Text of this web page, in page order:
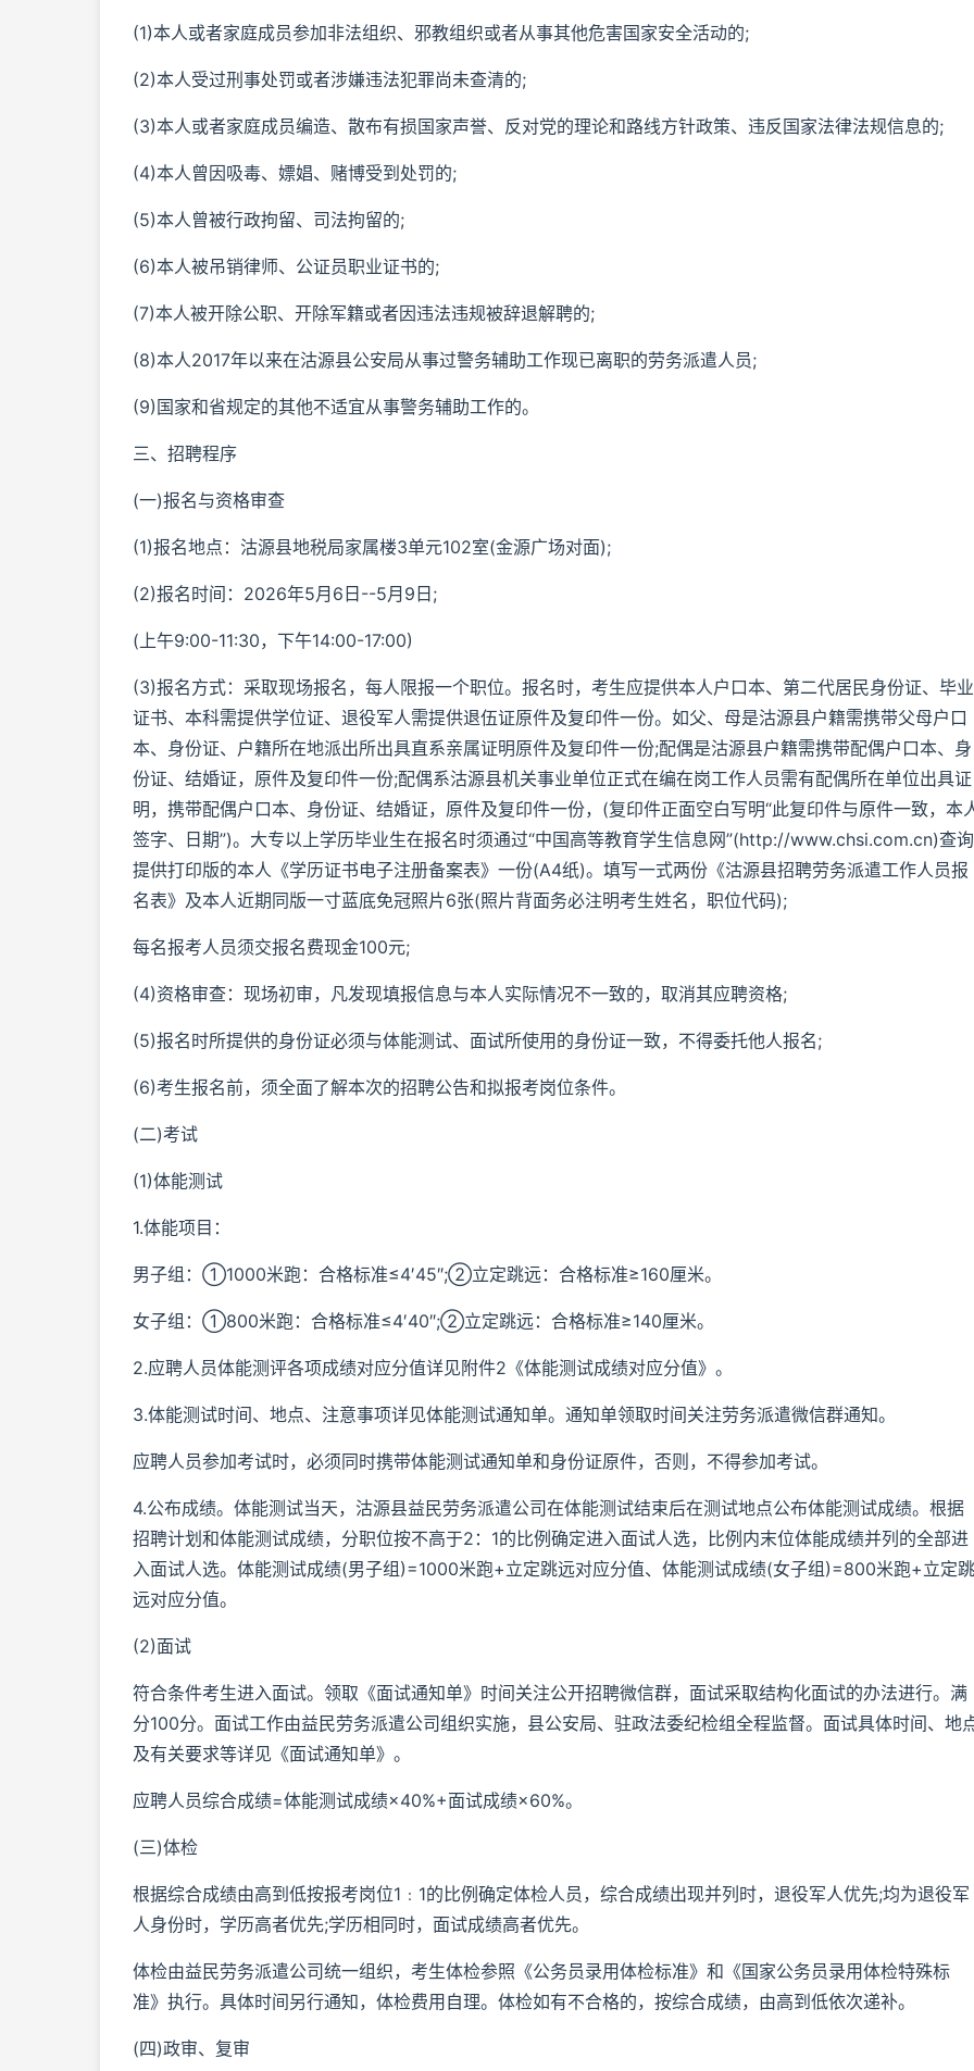
(1)本人或者家庭成员参加非法组织、邪教组织或者从事其他危害国家安全活动的;
(2)本人受过刑事处罚或者涉嫌违法犯罪尚未查清的;
(3)本人或者家庭成员编造、散布有损国家声誉、反对党的理论和路线方针政策、违反国家法律法规信息的;
(4)本人曾因吸毒、嫖娼、赌博受到处罚的;
(5)本人曾被行政拘留、司法拘留的;
(6)本人被吊销律师、公证员职业证书的;
(7)本人被开除公职、开除军籍或者因违法违规被辞退解聘的;
(8)本人2017年以来在沽源县公安局从事过警务辅助工作现已离职的劳务派遣人员;
(9)国家和省规定的其他不适宜从事警务辅助工作的。
三、招聘程序
(一)报名与资格审查
(1)报名地点：沽源县地税局家属楼3单元102室(金源广场对面);
(2)报名时间：2026年5月6日--5月9日;
(上午9:00-11:30，下午14:00-17:00)
(3)报名方式：采取现场报名，每人限报一个职位。报名时，考生应提供本人户口本、第二代居民身份证、毕业
证书、本科需提供学位证、退役军人需提供退伍证原件及复印件一份。如父、母是沽源县户籍需携带父母户口
本、身份证、户籍所在地派出所出具直系亲属证明原件及复印件一份;配偶是沽源县户籍需携带配偶户口本、身
份证、结婚证，原件及复印件一份;配偶系沽源县机关事业单位正式在编在岗工作人员需有配偶所在单位出具证
明，携带配偶户口本、身份证、结婚证，原件及复印件一份，(复印件正面空白写明“此复印件与原件一致，本
签字、日期”)。大专以上学历毕业生在报名时须通过“中国高等教育学生信息网”(http://www.chsi.com.cn)查询
提供打印版的本人《学历证书电子注册备案表》一份(A4纸)。填写一式两份《沽源县招聘劳务派遣工作人员报
名表》及本人近期同版一寸蓝底免冠照片6张(照片背面务必注明考生姓名，职位代码);
每名报考人员须交报名费现金100元;
(4)资格审查：现场初审，凡发现填报信息与本人实际情况不一致的，取消其应聘资格;
(5)报名时所提供的身份证必须与体能测试、面试所使用的身份证一致，不得委托他人报名;
(6)考生报名前，须全面了解本次的招聘公告和拟报考岗位条件。
(二)考试
(1)体能测试
1.体能项目：
男子组：①1000米跑：合格标准≤4′45″;②立定跳远：合格标准≥160厘米。
女子组：①800米跑：合格标准≤4′40″;②立定跳远：合格标准≥140厘米。
2.应聘人员体能测评各项成绩对应分值详见附件2《体能测试成绩对应分值》。
3.体能测试时间、地点、注意事项详见体能测试通知单。通知单领取时间关注劳务派遣微信群通知。
应聘人员参加考试时，必须同时携带体能测试通知单和身份证原件，否则，不得参加考试。
4.公布成绩。体能测试当天，沽源县益民劳务派遣公司在体能测试结束后在测试地点公布体能测试成绩。根据
招聘计划和体能测试成绩，分职位按不高于2：1的比例确定进入面试人选，比例内末位体能成绩并列的全部进
入面试人选。体能测试成绩(男子组)=1000米跑+立定跳远对应分值、体能测试成绩(女子组)=800米跑+立定跳
远对应分值。
(2)面试
符合条件考生进入面试。领取《面试通知单》时间关注公开招聘微信群，面试采取结构化面试的办法进行。满
分100分。面试工作由益民劳务派遣公司组织实施，县公安局、驻政法委纪检组全程监督。面试具体时间、地
及有关要求等详见《面试通知单》。
应聘人员综合成绩=体能测试成绩×40%+面试成绩×60%。
(三)体检
根据综合成绩由高到低按报考岗位1﹕1的比例确定体检人员，综合成绩出现并列时，退役军人优先;均为退役军
人身份时，学历高者优先;学历相同时，面试成绩高者优先。
体检由益民劳务派遣公司统一组织，考生体检参照《公务员录用体检标准》和《国家公务员录用体检特殊标
准》执行。具体时间另行通知，体检费用自理。体检如有不合格的，按综合成绩，由高到低依次递补。
(四)政审、复审